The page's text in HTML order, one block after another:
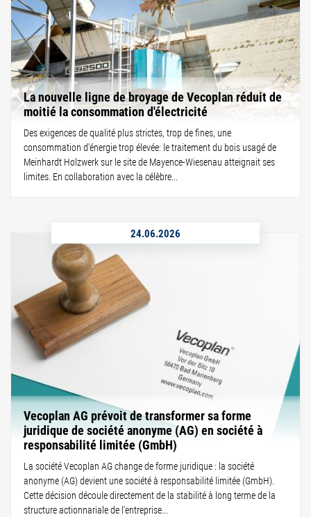
La nouvelle ligne de broyage de Vecoplan réduit de
moitié la consommation d'électricité
Des exigences de qualité plus strictes, trop de fines, une
consommation d'énergie trop élevée: le traitement du bois usagé de
Meinhardt Holzwerk sur le site de Mayence-Wiesenau atteignait ses
limites. En collaboration avec la célèbre...
24.06.2026
Vecoplan AG prévoit de transformer sa forme
juridique de société anonyme (AG) en société à
responsabilité limitée (GmbH)
La société Vecoplan AG change de forme juridique : la société
anonyme (AG) devient une société à responsabilité limitée (GmbH).
Cette décision découle directement de la stabilité à long terme de la
structure actionnariale de l'entreprise...